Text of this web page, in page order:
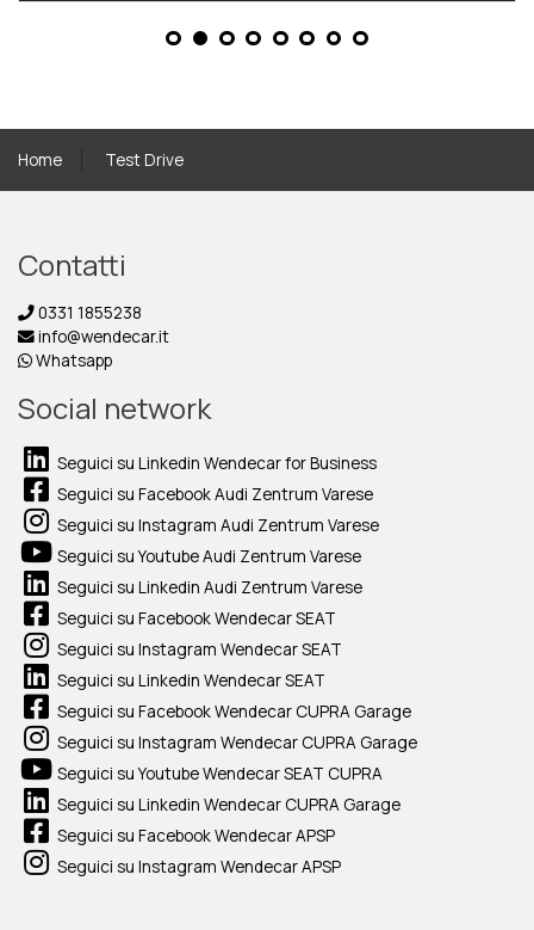
Home Test Drive
Contatti
0331 1855238
info@wendecar.it
Whatsapp
Social network
Seguici su Linkedin Wendecar for Business
Seguici su Facebook Audi Zentrum Varese
Seguici su Instagram Audi Zentrum Varese
Seguici su Youtube Audi Zentrum Varese
Seguici su Linkedin Audi Zentrum Varese
Seguici su Facebook Wendecar SEAT
Seguici su Instagram Wendecar SEAT
Seguici su Linkedin Wendecar SEAT
Seguici su Facebook Wendecar CUPRA Garage
Seguici su Instagram Wendecar CUPRA Garage
Seguici su Youtube Wendecar SEAT CUPRA
Seguici su Linkedin Wendecar CUPRA Garage
Seguici su Facebook Wendecar APSP
Seguici su Instagram Wendecar APSP